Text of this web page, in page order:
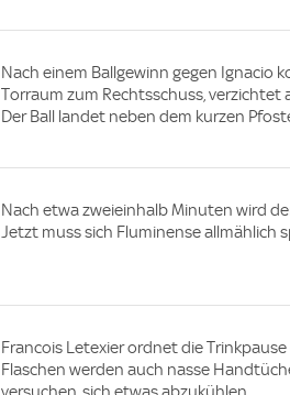
Nach einem Ballgewinn gegen Ignacio
Torraum zum Rechtsschuss, verzichtet
Der Ball landet neben dem kurzen
Nach etwa zweieinhalb Minuten wird
Jetzt muss sich Fluminense allmählich
Francois Letexier ordnet die
Flaschen werden auch nasse